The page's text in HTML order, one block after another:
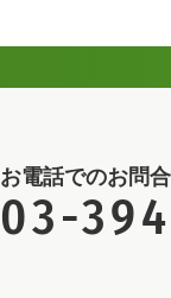
お電話でのお問
03-